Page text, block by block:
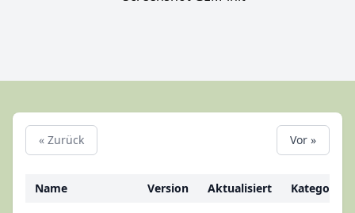
« Zurück Vor »
Name Version Aktualisiert Kategorie